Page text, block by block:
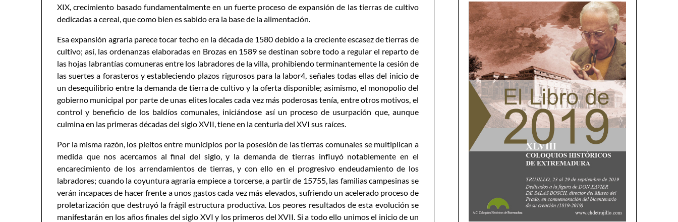
XIX, crecimiento basado fundamentalmente en un fuerte proceso de expansión de las tierras de cultivo
dedicadas a cereal, que como bien es sabido era la base de la alimentación.
Esa expansión agraria parece tocar techo en la década de 1580 debido a la creciente escasez de tierras de
cultivo; así, las ordenanzas elaboradas en Brozas en 1589 se destinan sobre todo a regular el reparto de
las hojas labrantías comuneras entre los labradores de la villa, prohibiendo terminantemente la cesión de
las suertes a forasteros y estableciendo plazos rigurosos para la labor4, señales todas ellas del inicio de
un desequilibrio entre la demanda de tierra de cultivo y la oferta disponible; asimismo, el monopolio del
gobierno municipal por parte de unas elites locales cada vez más poderosas tenía, entre otros motivos, el
control y beneficio de los baldíos comunales, iniciándose así un proceso de usurpación que, aunque
culmina en las primeras décadas del siglo XVII, tiene en la centuria del XVI sus raíces.
Por la misma razón, los pleitos entre municipios por la posesión de las tierras comunales se multiplican a
medida que nos acercamos al final del siglo, y la demanda de tierras influyó notablemente en el
encarecimiento de los arrendamientos de tierras, y con ello en el progresivo endeudamiento de los
labradores; cuando la coyuntura agraria empiece a torcerse, a partir de 15755, las familias campesinas se
verán incapaces de hacer frente a unos gastos cada vez más elevados, sufriendo un acelerado proceso de
proletarización que destruyó la frágil estructura productiva. Los peores resultados de esta evolución se
manifestarán en los años finales del siglo XVI y los primeros del XVII. Si a todo ello unimos el inicio de un